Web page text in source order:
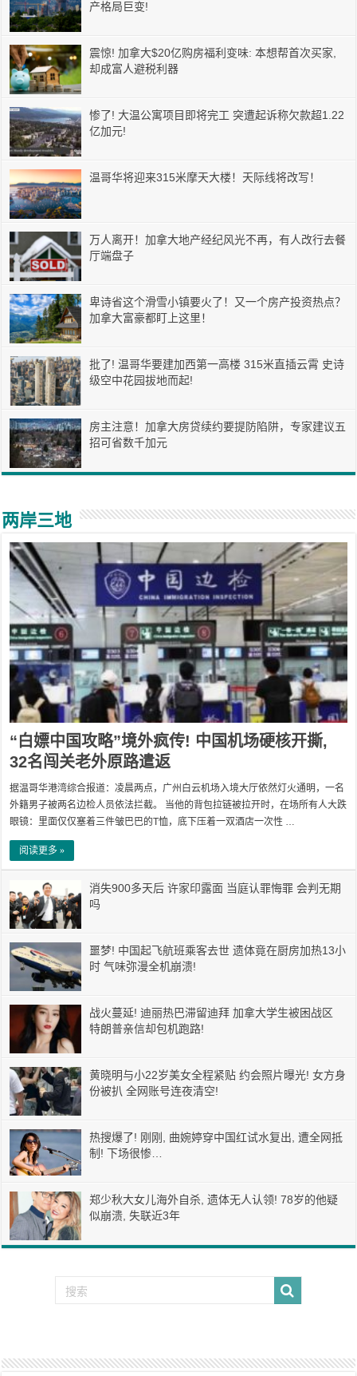
产格局巨变!
震惊! 加拿大$20亿购房福利变味: 本想帮首次买家,
却成富人避税利器
惨了! 大温公寓项目即将完工 突遭起诉称欠款超1.22
亿加元!
温哥华将迎来315米摩天大楼！天际线将改写！
万人离开！加拿大地产经纪风光不再，有人改行去餐
厅端盘子
卑诗省这个滑雪小镇要火了！又一个房产投资热点？
加拿大富豪都盯上这里！
批了! 温哥华要建加西第一高楼 315米直插云霄 史诗
级空中花园拔地而起!
房主注意！加拿大房贷续约要提防陷阱，专家建议五
招可省数千加元
两岸三地
“白嫖中国攻略”境外疯传! 中国机场硬核开撕,
32名闯关老外原路遣返
据温哥华港湾综合报道：凌晨两点，广州白云机场入境大厅依然灯火通明，一名
外籍男子被两名边检人员依法拦截。 当他的背包拉链被拉开时，在场所有人大跌
眼镜：里面仅仅塞着三件皱巴巴的T恤，底下压着一双酒店一次性 …
阅读更多 »
消失900多天后 许家印露面 当庭认罪悔罪 会判无期
吗
噩梦! 中国起飞航班乘客去世 遗体竟在厨房加热13小
时 气味弥漫全机崩溃!
战火蔓延! 迪丽热巴滞留迪拜 加拿大学生被困战区
特朗普亲信却包机跑路!
黄晓明与小22岁美女全程紧贴 约会照片曝光! 女方身
份被扒 全网账号连夜清空!
热搜爆了! 刚刚, 曲婉婷穿中国红试水复出, 遭全网抵
制! 下场很惨…
郑少秋大女儿海外自杀, 遗体无人认领! 78岁的他疑
似崩溃, 失联近3年